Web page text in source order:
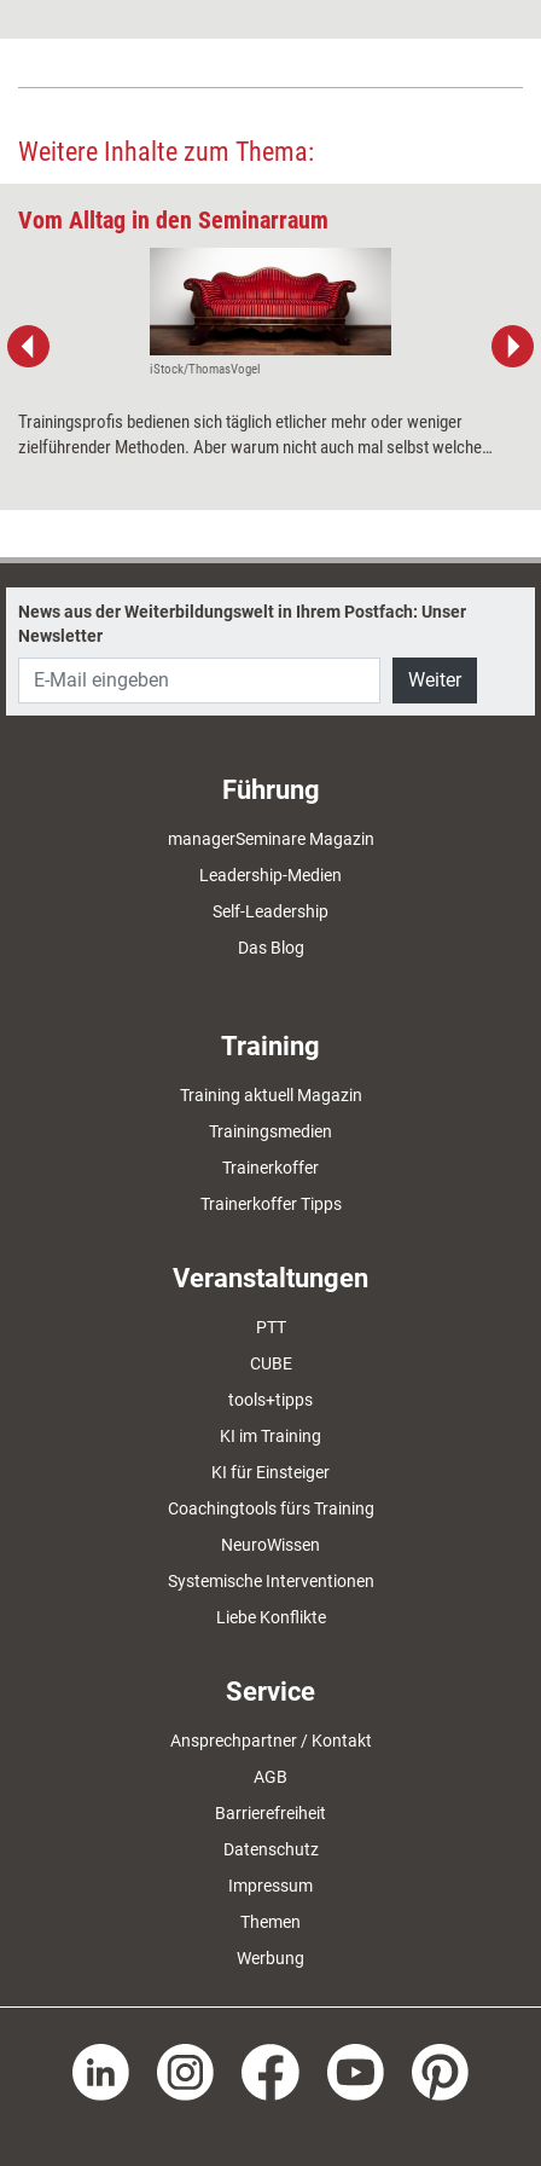
Weitere Inhalte zum Thema:
Vom Alltag in den Seminarraum
iStock/ThomasVogel
Trainingsprofis bedienen sich täglich etlicher mehr oder weniger
zielführender Methoden. Aber warum nicht auch mal selbst welche
News aus der Weiterbildungswelt in Ihrem Postfach: Unser
Newsletter
Weiter
Führung
managerSeminare Magazin
Leadership-Medien
Self-Leadership
Das Blog
Training
Training aktuell Magazin
Trainingsmedien
Trainerkoffer
Trainerkoffer Tipps
Veranstaltungen
PTT
CUBE
tools+tipps
KI im Training
KI für Einsteiger
Coachingtools fürs Training
NeuroWissen
Systemische Interventionen
Liebe Konflikte
Service
Ansprechpartner / Kontakt
AGB
Barrierefreiheit
Datenschutz
Impressum
Themen
Werbung